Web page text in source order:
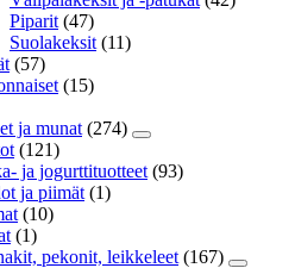
Piparit (47)
Suolakeksit (11)
(57)
(15)
ja munat (274)
(121)
ja jogurttituotteet (93)
ja piimät (1)
(10)
(1)
pekonit, leikkeleet (167)